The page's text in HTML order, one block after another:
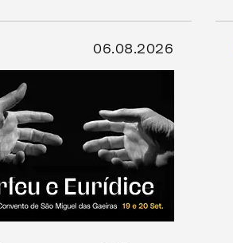
06.08.2026